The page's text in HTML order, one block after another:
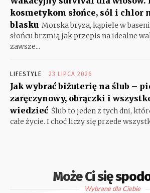
kosmetykom słońce, sól i chlor
blasku Morska bryza, kąpiele w
słońcu brzmią jak przepis na idealne
zawsze...
LIFESTYLE 23 LIPCA 2026
Jak wybrać biżuterię na ślub –
zaręczynowy, obrączki i
wiedzieć Ślub to jeden z tych dni,
całe życie. I choć liczy się przede
Może Ci się
Wybrane dla Ciebie